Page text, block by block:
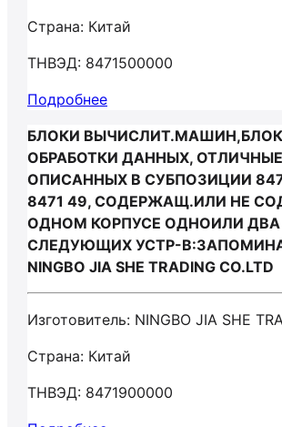
Страна: Китай
ТНВЭД: 8471500000
Подробнее
БЛОКИ
ОБРАБОТКИ ДАННЫХ,
ОПИСАННЫХ В СУБПОЗИЦИИ
8471 49, СОДЕРЖАЩ.ИЛИ НЕ
ОДНОМ КОРПУСЕ ОДНОИЛИ ДВА
СЛЕДУЮЩИХ УСТР-
NINGBO JIA SHE TRADING CO.LTD
Изготовитель: NINGBO JIA SHE
Страна: Китай
ТНВЭД: 8471900000